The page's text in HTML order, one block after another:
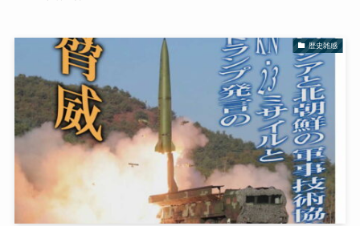
歴史雑感